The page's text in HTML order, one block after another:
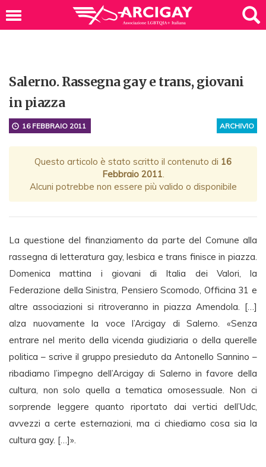
Salerno. Rassegna gay e trans, giovani
in piazza
ARCHIVIO
16 FEBBRAIO 2011
Questo articolo è stato scritto il contenuto di 16
Febbraio 2011.
Alcuni potrebbe non essere più valido o disponibile
La questione del finanziamento da parte del Comune alla
rassegna di letteratura gay, lesbica e trans finisce in piazza.
Domenica mattina i giovani di Italia dei Valori, la
Federazione della Sinistra, Pensiero Scomodo, Officina 31 e
altre associazioni si ritroveranno in piazza Amendola. […]
alza nuovamente la voce l’Arcigay di Salerno. «Senza
entrare nel merito della vicenda giudiziaria o della querelle
politica – scrive il gruppo presieduto da Antonello Sannino –
ribadiamo l’impegno dell’Arcigay di Salerno in favore della
cultura, non solo quella a tematica omosessuale. Non ci
sorprende leggere quanto riportato dai vertici dell’Udc,
avvezzi a certe esternazioni, ma ci chiediamo cosa sia la
cultura gay. […]».